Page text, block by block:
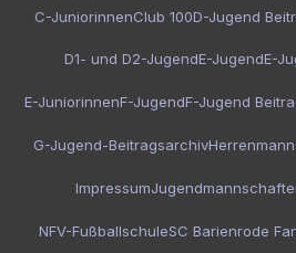
C-JuniorinnenClub 100D-Jugend
D1- und D2-JugendE-JugendE-
E-JuniorinnenF-JugendF-Jugend
G-Jugend-Beitragsarchiv
Impressum
NFV-FußballschuleSC Barienrode